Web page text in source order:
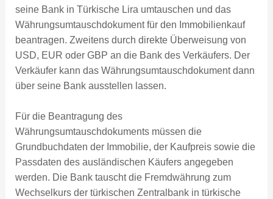
seine Bank in Türkische Lira umtauschen und das
Währungsumtauschdokument für den Immobilienkauf
beantragen. Zweitens durch direkte Überweisung von
USD, EUR oder GBP an die Bank des Verkäufers. Der
Verkäufer kann das Währungsumtauschdokument dann
über seine Bank ausstellen lassen.
Für die Beantragung des
Währungsumtauschdokuments müssen die
Grundbuchdaten der Immobilie, der Kaufpreis sowie die
Passdaten des ausländischen Käufers angegeben
werden. Die Bank tauscht die Fremdwährung zum
Wechselkurs der türkischen Zentralbank in türkische